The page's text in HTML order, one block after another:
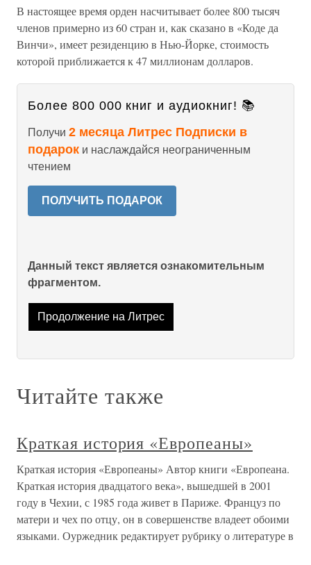
В настоящее время орден насчитывает более 800 тысяч
членов примерно из 60 стран и, как сказано в «Коде да
Винчи», имеет резиденцию в Нью-Йорке, стоимость
которой приближается к 47 миллионам долларов.
Более 800 000 книг и аудиокниг! 📚
Получи 2 месяца Литрес Подписки в
подарок и наслаждайся неограниченным
чтением
ПОЛУЧИТЬ ПОДАРОК
Данный текст является ознакомительным
фрагментом.
Продолжение на Литрес
Читайте также
Краткая история «Европеаны»
Краткая история «Европеаны» Автор книги «Европеана.
Краткая история двадцатого века», вышедшей в 2001
году в Чехии, с 1985 года живет в Париже. Француз по
матери и чех по отцу, он в совершенстве владеет обоими
языками. Оуржедник редактирует рубрику о литературе в